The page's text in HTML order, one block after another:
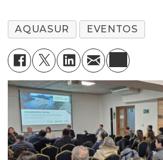
AQUASUR EVENTOS